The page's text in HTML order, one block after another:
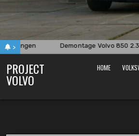
> Demontage Volvo 850 2.3
PROJECT
VOLVO
HOME